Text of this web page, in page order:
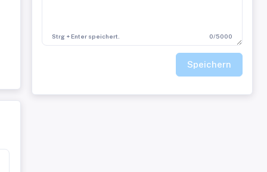
Strg + Enter speichert. 0/5000
Speichern